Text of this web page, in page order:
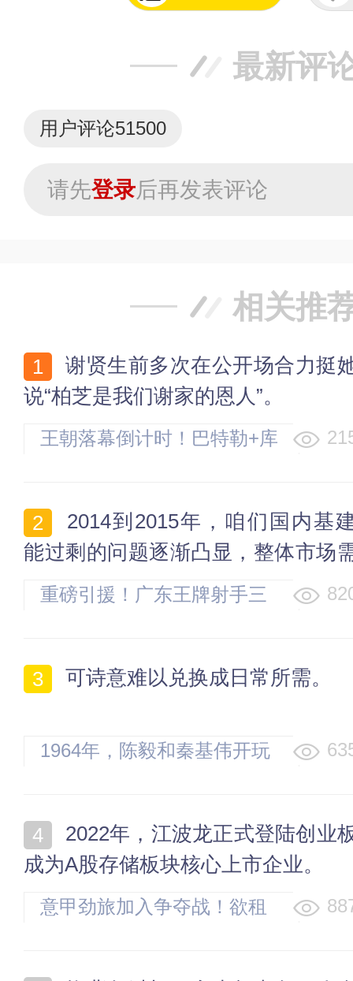
最新评
用户评论51500
请先登录后再发表评论
相关推
说“柏芝是我们谢家的恩人”。
王朝落幕倒计时！巴特勒+库
能过剩的问题逐渐凸显，整体市场
开始往下走。[2026]
重磅引援！广东王牌射手三
可诗意难以兑换成日常所需。
1964年，陈毅和秦基伟开玩
成为A股存储板块核心上市企业。
意甲劲旅加入争夺战！欲租